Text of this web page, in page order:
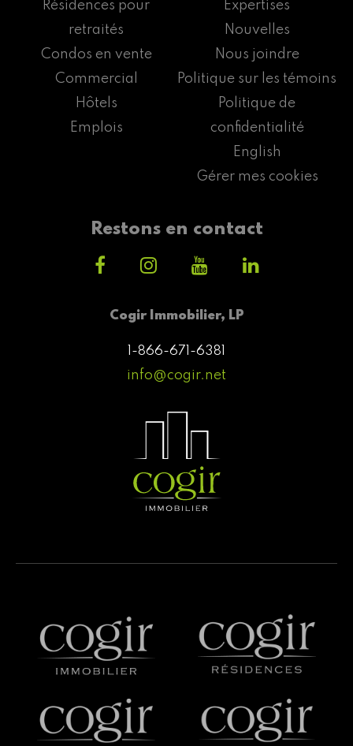
Cogir Immobilier, LP
1-866-671-6381
info@cogir.net
Résidences pour
retraités
Condos en vente
Commercial
Hôtels
Emplois
Expertises
Nouvelles
Nous joindre
Politique sur les témoins
Politique de
confidentialité
English
Gérer mes cookies
Restons en contact